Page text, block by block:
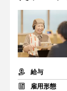
給与
雇用形態